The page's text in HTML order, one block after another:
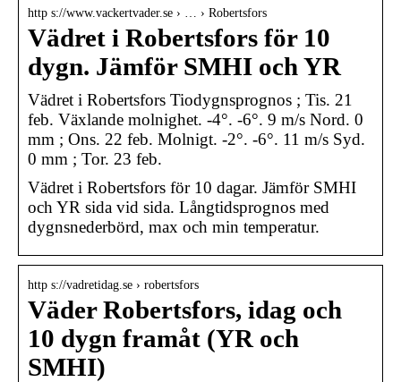
http s://www.vackertvader.se › … › Robertsfors
Vädret i Robertsfors för 10
dygn. Jämför SMHI och YR
Vädret i Robertsfors Tiodygnsprognos ; Tis. 21
feb. Växlande molnighet. -4°. -6°. 9 m/s Nord. 0
mm ; Ons. 22 feb. Molnigt. -2°. -6°. 11 m/s Syd.
0 mm ; Tor. 23 feb.
Vädret i Robertsfors för 10 dagar. Jämför SMHI
och YR sida vid sida. Långtidsprognos med
dygnsnederbörd, max och min temperatur.
http s://vadretidag.se › robertsfors
Väder Robertsfors, idag och
10 dygn framåt (YR och
SMHI)